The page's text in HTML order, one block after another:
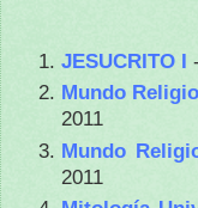
JESUCRITO I
Mundo
2011
Mundo
2011